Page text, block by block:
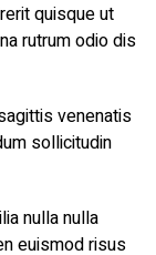
quisque ut
rutrum odio dis
venenatis
sollicitudin
nulla nulla
euismod risus